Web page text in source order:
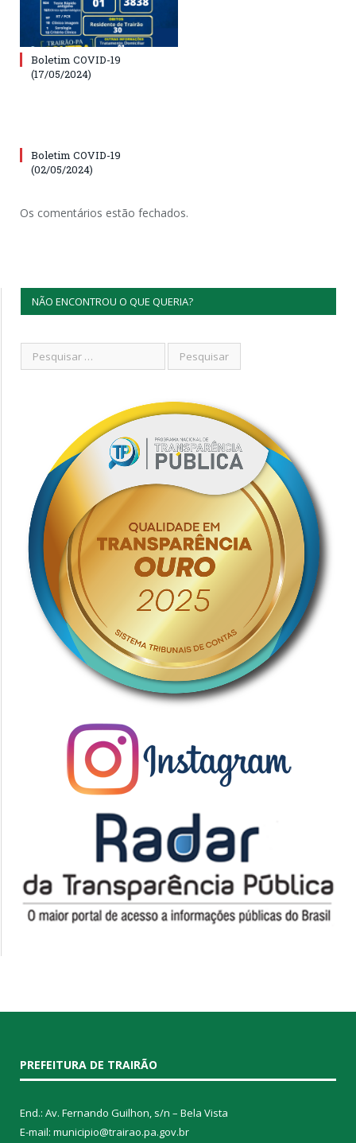
Boletim COVID-19
(17/05/2024)
Boletim COVID-19
(02/05/2024)
Os comentários estão fechados.
NÃO ENCONTROU O QUE QUERIA?
PREFEITURA DE TRAIRÃO
End.: Av. Fernando Guilhon, s/n – Bela Vista
E-mail: municipio@trairao.pa.gov.br